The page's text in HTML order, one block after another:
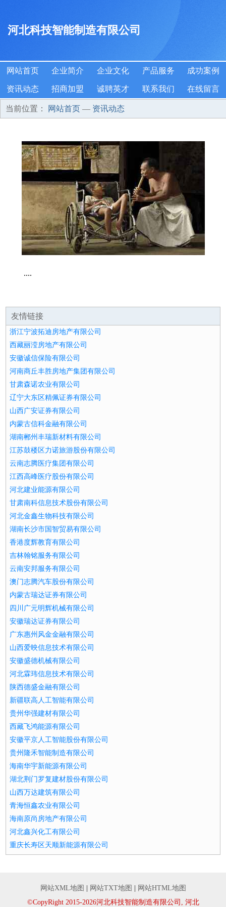
河北科技智能制造有限公司
网站首页 企业简介 企业文化 产品服务 成功案例
资讯动态 招商加盟 诚聘英才 联系我们 在线留言
当前位置： 网站首页 — 资讯动态
....
友情链接
浙江宁波拓迪房地产有限公司
西藏丽滢房地产有限公司
安徽诚信保险有限公司
河南商丘丰胜房地产集团有限公司
甘肃森诺农业有限公司
辽宁大东区精佩证券有限公司
山西广安证券有限公司
内蒙古信科金融有限公司
湖南郴州丰瑞新材料有限公司
江苏鼓楼区力诺旅游股份有限公司
云南志腾医疗集团有限公司
江西高峰医疗股份有限公司
河北建业能源有限公司
甘肃南科信息技术股份有限公司
河北金鑫生物科技有限公司
湖南长沙市国智贸易有限公司
香港度辉教育有限公司
吉林翰铭服务有限公司
云南安邦服务有限公司
澳门志腾汽车股份有限公司
内蒙古瑞达证券有限公司
四川广元明辉机械有限公司
安徽瑞达证券有限公司
广东惠州风金金融有限公司
山西爱映信息技术有限公司
安徽盛德机械有限公司
河北霖玮信息技术有限公司
陕西德盛金融有限公司
新疆联高人工智能有限公司
贵州华强建材有限公司
西藏飞鸿能源有限公司
安徽平京人工智能股份有限公司
贵州隆禾智能制造有限公司
海南华宇新能源有限公司
湖北荆门罗复建材股份有限公司
山西万达建筑有限公司
青海恒鑫农业有限公司
海南原尚房地产有限公司
河北鑫兴化工有限公司
重庆长寿区天顺新能源有限公司
网站XML地图 网站TXT地图
网站HTML地图
©CopyRight 2015-2026河北科技智能制造有限公司, 河北